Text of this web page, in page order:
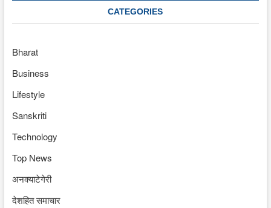
CATEGORIES
Bharat
Business
Lifestyle
Sanskriti
Technology
Top News
अनक्याटेगेरी
देशहित समाचार